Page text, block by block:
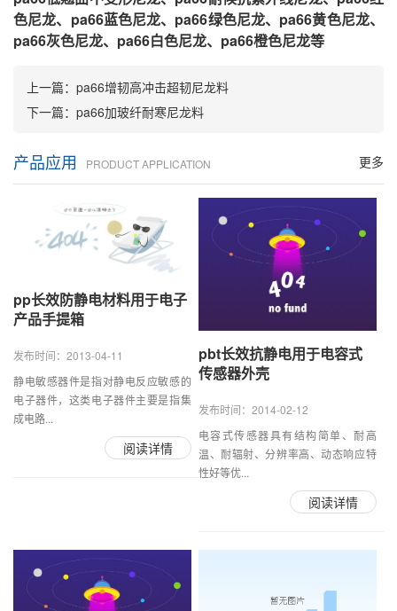
色尼龙、pa66蓝色尼龙、pa66绿色尼龙、pa66黄色尼龙、
pa66灰色尼龙、pa66白色尼龙、pa66橙色尼龙等
上一篇： pa66增韧高冲击超韧尼龙料
下一篇： pa66加玻纤耐寒尼龙料
更多
产品应用 PRODUCT APPLICATION
pp长效防静电材料用于电子
产品手提箱
发布时间：2013-04-11
静电敏感器件是指对静电反应敏感的
电子器件，这类电子器件主要是指集
成电路...
阅读详情
pbt长效抗静电用于电容式
传感器外壳
发布时间：2014-02-12
电容式传感器具有结构简单、耐高
温、耐辐射、分辨率高、动态响应特
性好等优...
阅读详情